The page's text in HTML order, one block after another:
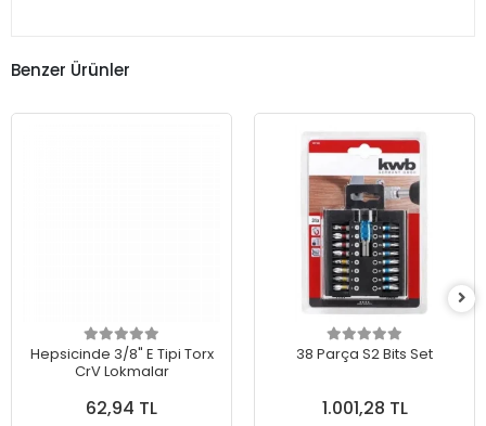
Benzer Ürünler
Hepsicinde 3/8" E Tipi Torx
CrV Lokmalar
62,94 TL
38 Parça S2 Bits Set
1.001,28 TL